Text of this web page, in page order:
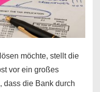
möchte, stellt die
vor ein großes
dass die Bank durch